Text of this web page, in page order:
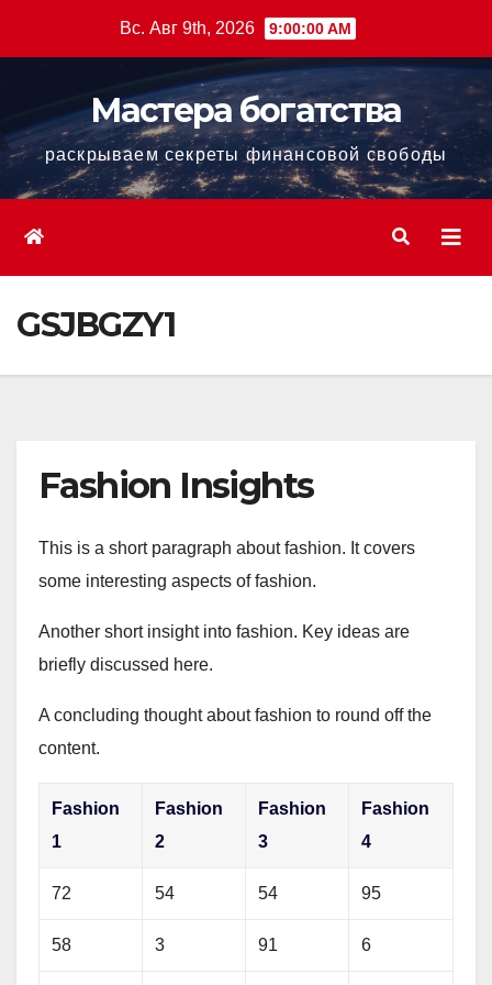
Вс. Авг 9th, 2026 9:00:01 AM
Мастера богатства
раскрываем секреты финансовой свободы
GSJBGZY1
Fashion Insights
This is a short paragraph about fashion. It covers
some interesting aspects of fashion.
Another short insight into fashion. Key ideas are
briefly discussed here.
A concluding thought about fashion to round off the
content.
Fashion
1
Fashion
2
Fashion
3
Fashion
4
72 54 54 95
58 3 91 6